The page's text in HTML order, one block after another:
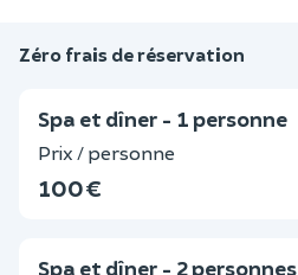
Zéro frais de réservation
Spa et dîner - 1 personne
Prix / personne
100 €
Spa et dîner - 2 personnes